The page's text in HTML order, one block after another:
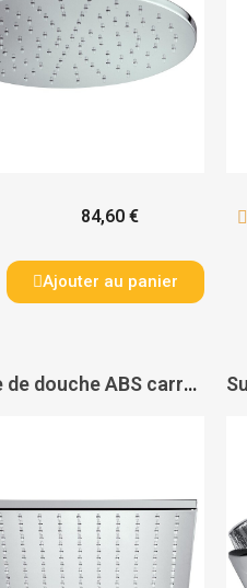
84,60 €
Ajouter au panier

Pomme de douche ABS carrée - PAS DE MARQUE